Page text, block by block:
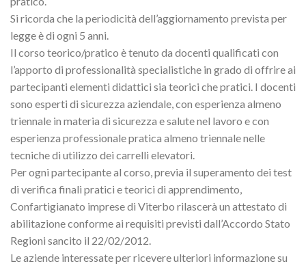
Si ricorda che la periodicità dell’aggiornamento prevista per
legge è di ogni 5 anni.
Il corso teorico/pratico è tenuto da docenti qualificati con
l’apporto di professionalità specialistiche in grado di offrire ai
partecipanti elementi didattici sia teorici che pratici. I docenti
sono esperti di sicurezza aziendale, con esperienza almeno
triennale in materia di sicurezza e salute nel lavoro e con
esperienza professionale pratica almeno triennale nelle
tecniche di utilizzo dei carrelli elevatori.
Per ogni partecipante al corso, previa il superamento dei test
di verifica finali pratici e teorici di apprendimento,
Confartigianato imprese di Viterbo rilascerà un attestato di
abilitazione conforme ai requisiti previsti dall’Accordo Stato
Regioni sancito il 22/02/2012.
Le aziende interessate per ricevere ulteriori informazione su